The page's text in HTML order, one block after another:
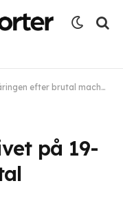
efter brutal macheteattack
på 19-